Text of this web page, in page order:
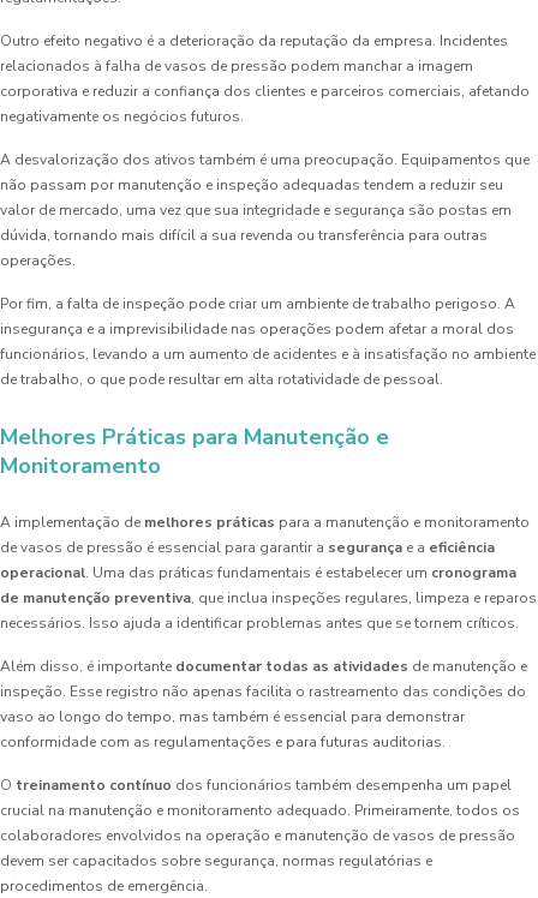
Outro efeito negativo é a deterioração da reputação da empresa. Incidentes
relacionados à falha de vasos de pressão podem manchar a imagem
corporativa e reduzir a confiança dos clientes e parceiros comerciais, afetando
negativamente os negócios futuros.
A desvalorização dos ativos também é uma preocupação. Equipamentos que
não passam por manutenção e inspeção adequadas tendem a reduzir seu
valor de mercado, uma vez que sua integridade e segurança são postas em
dúvida, tornando mais difícil a sua revenda ou transferência para outras
operações.
Por fim, a falta de inspeção pode criar um ambiente de trabalho perigoso. A
insegurança e a imprevisibilidade nas operações podem afetar a moral dos
funcionários, levando a um aumento de acidentes e à insatisfação no ambiente
de trabalho, o que pode resultar em alta rotatividade de pessoal.
Melhores Práticas para Manutenção e
Monitoramento
A implementação de melhores práticas para a manutenção e monitoramento
de vasos de pressão é essencial para garantir a segurança e a eficiência
operacional. Uma das práticas fundamentais é estabelecer um cronograma
de manutenção preventiva, que inclua inspeções regulares, limpeza e reparos
necessários. Isso ajuda a identificar problemas antes que se tornem críticos.
Além disso, é importante documentar todas as atividades de manutenção e
inspeção. Esse registro não apenas facilita o rastreamento das condições do
vaso ao longo do tempo, mas também é essencial para demonstrar
conformidade com as regulamentações e para futuras auditorias.
O treinamento contínuo dos funcionários também desempenha um papel
crucial na manutenção e monitoramento adequado. Primeiramente, todos os
colaboradores envolvidos na operação e manutenção de vasos de pressão
devem ser capacitados sobre segurança, normas regulatórias e
procedimentos de emergência.